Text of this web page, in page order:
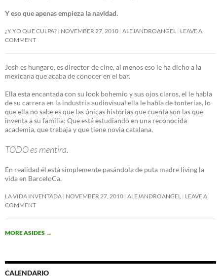
Y eso que apenas empieza la navidad.
¿Y YO QUE CULPA? NOVEMBER 27, 2010 ALEJANDROANGEL
LEAVE A
COMMENT
Josh es hungaro, es director de cine, al menos eso le ha dicho a la
mexicana que acaba de conocer en el bar.
Ella esta encantada con su look bohemio y sus ojos claros, el le habla
de su carrera en la industria audiovisual ella le habla de tonterías, lo
que ella no sabe es que las únicas historias que cuenta son las que
inventa a su familia: Que está estudiando en una reconocida
academia, que trabaja y que tiene novia catalana.
TODO es mentira.
En realidad él está simplemente pasándola de puta madre living la
vida en BarceloCa.
LA VIDA INVENTADA NOVEMBER 27, 2010 ALEJANDROANGEL
LEAVE A
COMMENT
MORE ASIDES →
CALENDARIO